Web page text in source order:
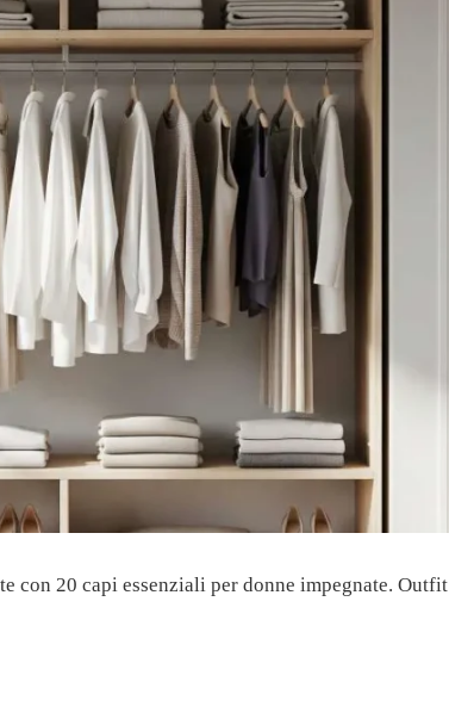
con 20 capi essenziali per donne impegnate. Outfit